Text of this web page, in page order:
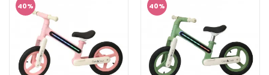
40% 40%